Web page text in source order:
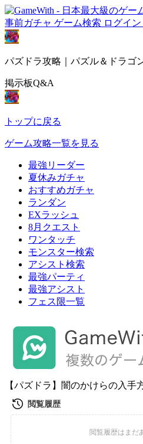
事前ガチャ ゲーム検索 ログイン
パズドラ攻略｜パズル＆ドラゴ
掲示板Q&A
トップに戻る
ゲーム攻略一覧を見る
最強リーダー
夏休みガチャ
おすすめガチャ
ランダン
EXラッシュ
8月クエスト
ワンタッチ
モンスター検索
アシスト検索
最強パーティ
最強アシスト
フェス限一覧
【パズドラ】闇のかけらの入手